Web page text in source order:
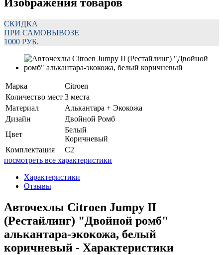
Изображения товаров
СКИДКА
ПРИ САМОВЫВОЗЕ
1000 РУБ.
Марка
Citroen
Количество мест 3 места
Материал
Алькантара + Экокожа
Дизайн
Двойной Ромб
Цвет
Белый
Коричневый
Комплектация
C2
посмотреть все характеристики
Характеристики
Отзывы
Авточехлы Citroen Jumpy II
(Рестайлинг) "Двойной ромб"
алькантара-экокожа, белый
коричневый - Характеристики